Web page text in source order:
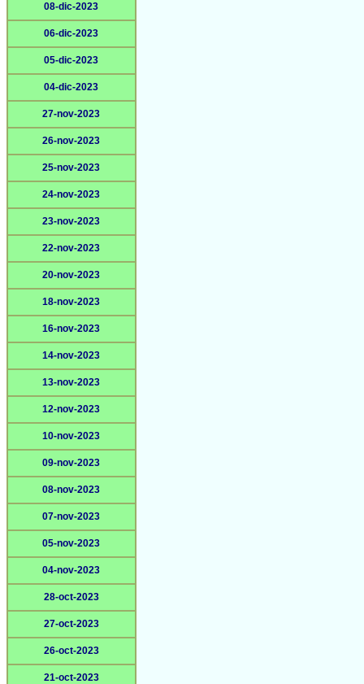
08-dic-2023
06-dic-2023
05-dic-2023
04-dic-2023
27-nov-2023
26-nov-2023
25-nov-2023
24-nov-2023
23-nov-2023
22-nov-2023
20-nov-2023
18-nov-2023
16-nov-2023
14-nov-2023
13-nov-2023
12-nov-2023
10-nov-2023
09-nov-2023
08-nov-2023
07-nov-2023
05-nov-2023
04-nov-2023
28-oct-2023
27-oct-2023
26-oct-2023
21-oct-2023